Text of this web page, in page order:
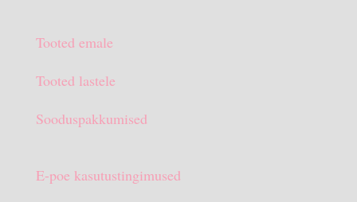
€15.90.
Tooted emale
Tooted lastele
Sooduspakkumised
E-poe kasutustingimused